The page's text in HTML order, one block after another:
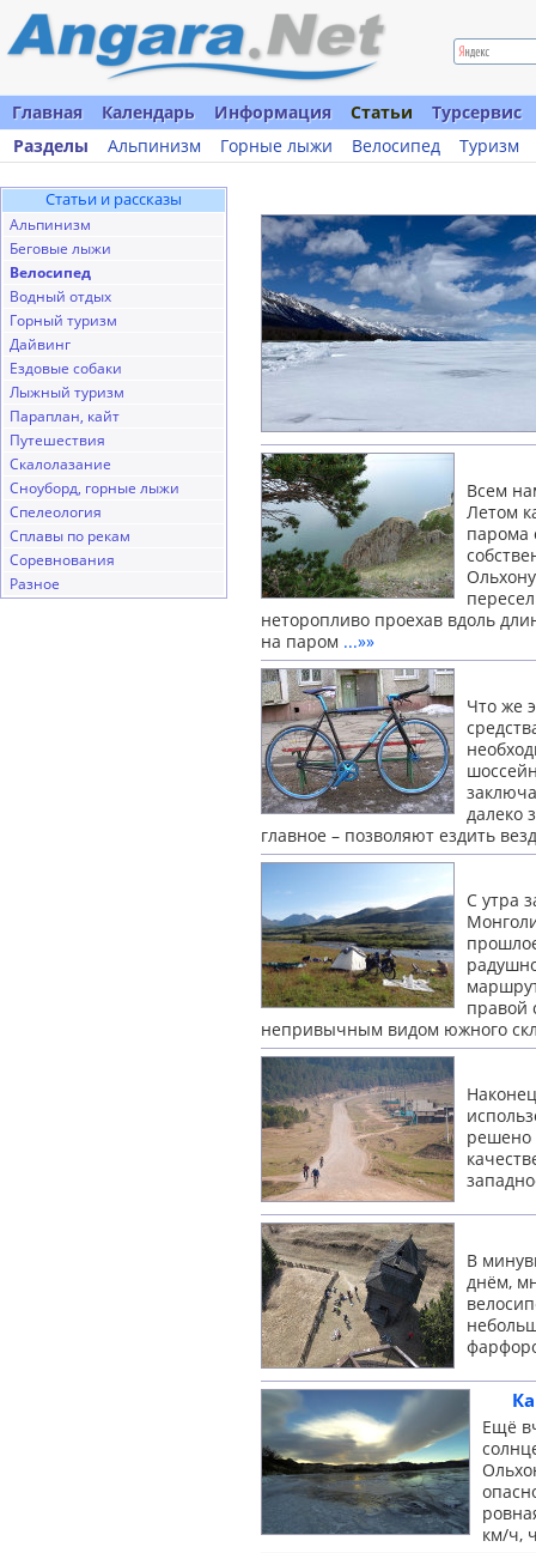
Главная Календарь Информация Статьи
Турсервис
Разделы
Альпинизм Горные лыжи Велосипед Туризм
Статьи и рассказы
Альпинизм
Беговые лыжи
Велосипед
Водный отдых
Горный туризм
Дайвинг
Ездовые собаки
Лыжный туризм
Параплан, кайт
Путешествия
Скалолазание
Сноуборд, горные лыжи
Спелеология
Сплавы по рекам
Соревнования
Разное
Всем
Летом
парома
неторопливо проехав вдоль
на паром ...»»
Что же
далеко
главное – позволяют ездить
С утра
правой
непривычным видом южного
решено
В
днём,
Ещё
км/ч,